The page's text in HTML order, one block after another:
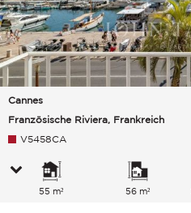
Cannes
Französische Riviera, Frankreich
V5458CA
55 m² 56 m²